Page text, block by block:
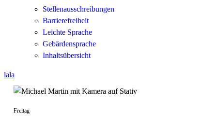
Stellenausschreibungen
Barrierefreiheit
Leichte Sprache
Gebärdensprache
Inhaltsübersicht
lala
Freitag